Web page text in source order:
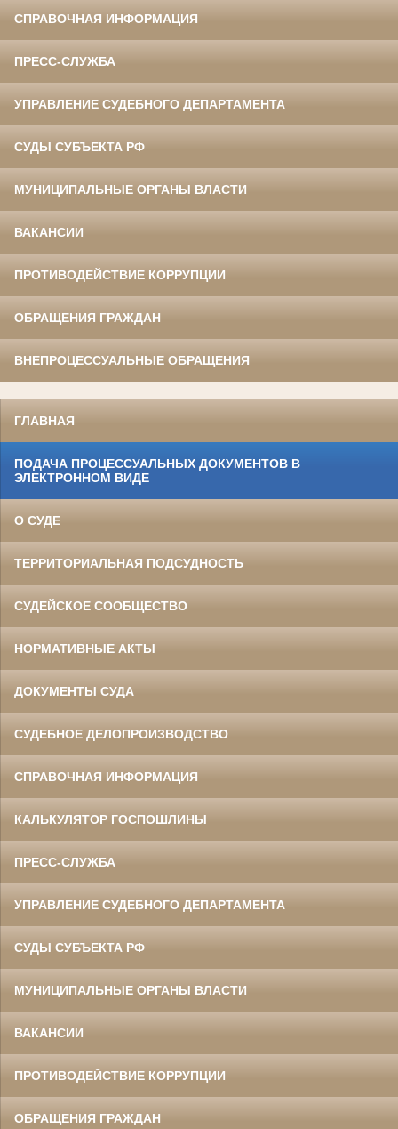
СПРАВОЧНАЯ ИНФОРМАЦИЯ
ПРЕСС-СЛУЖБА
УПРАВЛЕНИЕ СУДЕБНОГО ДЕПАРТАМЕНТА
СУДЫ СУБЪЕКТА РФ
МУНИЦИПАЛЬНЫЕ ОРГАНЫ ВЛАСТИ
ВАКАНСИИ
ПРОТИВОДЕЙСТВИЕ КОРРУПЦИИ
ОБРАЩЕНИЯ ГРАЖДАН
ВНЕПРОЦЕССУАЛЬНЫЕ ОБРАЩЕНИЯ
ГЛАВНАЯ
ПОДАЧА ПРОЦЕССУАЛЬНЫХ ДОКУМЕНТОВ В
ЭЛЕКТРОННОМ ВИДЕ
О СУДЕ
ТЕРРИТОРИАЛЬНАЯ ПОДСУДНОСТЬ
СУДЕЙСКОЕ СООБЩЕСТВО
НОРМАТИВНЫЕ АКТЫ
ДОКУМЕНТЫ СУДА
СУДЕБНОЕ ДЕЛОПРОИЗВОДСТВО
СПРАВОЧНАЯ ИНФОРМАЦИЯ
КАЛЬКУЛЯТОР ГОСПОШЛИНЫ
ПРЕСС-СЛУЖБА
УПРАВЛЕНИЕ СУДЕБНОГО ДЕПАРТАМЕНТА
СУДЫ СУБЪЕКТА РФ
МУНИЦИПАЛЬНЫЕ ОРГАНЫ ВЛАСТИ
ВАКАНСИИ
ПРОТИВОДЕЙСТВИЕ КОРРУПЦИИ
ОБРАЩЕНИЯ ГРАЖДАН